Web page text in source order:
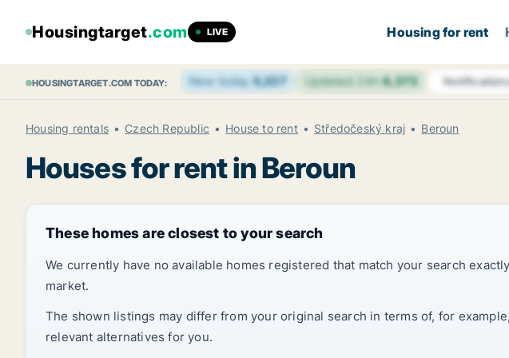
Housingtarget.com LIVE Housing for rent
HOUSINGTARGET.COM TODAY: New today5,237 Updated 24h6,373
Housing rentals Czech Republic House to rent Středočeský kraj Beroun
Houses for rent in Beroun
These homes are closest to your search
We currently have no available homes registered that match your search
market.
The shown listings may differ from your original search in terms of, for
relevant alternatives for you.